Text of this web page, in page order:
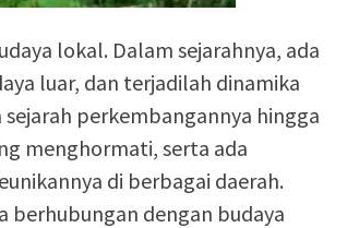
lokal. Dalam sejarahnya, ada
luar, dan terjadilah dinamika
perkembangannya hingga
menghormati, serta ada
di berbagai daerah.
berhubungan dengan budaya